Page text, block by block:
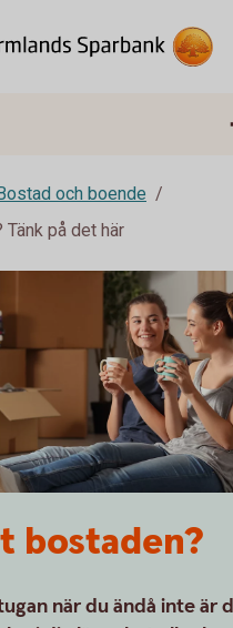
och boende
Tänk på det här
bostaden?
när du ändå inte är